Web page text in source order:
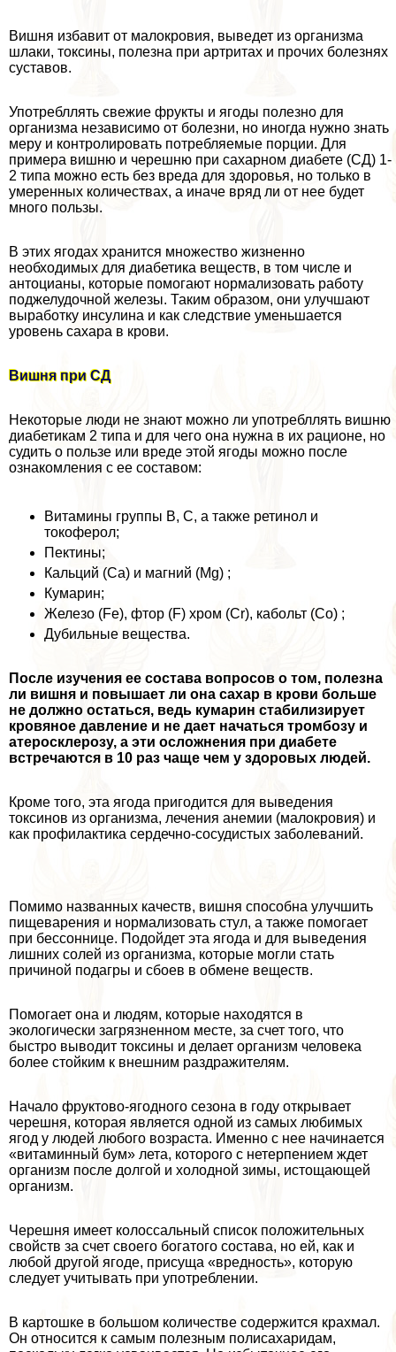
Вишня избавит от малокровия, выведет из организма
шлаки, токсины, полезна при артритах и прочих болезнях
суставов.
Употрeбллять свежие фрукты и ягоды полезно для
организма независимо от болезни, но иногда нужно знать
меру и контролировать потрeбляемые порции. Для
примера вишню и черешню при сахарном диабете (СД) 1-
2 типа можно есть без вреда для здоровья, но только в
умеренных количествах, а иначе вряд ли от нее будет
много пользы.
В этих ягодах хранится множество жизненно
необходимых для диабетика веществ, в том числе и
антоцианы, которые помогают нормализовать работу
поджелудочной железы. Таким образом, они улучшают
выработку инсулина и как следствие уменьшается
уровень сахара в крови.
Вишня при СД
Некоторые люди не знают можно ли употрeбллять вишню
диабетикам 2 типа и для чего она нужна в их рационе, но
судить о пользе или вреде этой ягоды можно после
ознакомления с ее составом:
Витамины группы В, С, а также ретинол и
токоферол;
Пектины;
Кальций (Ca) и магний (Mg) ;
Кумарин;
Железо (Fe), фтор (F) хром (Cr), кабольт (Co) ;
Дубильные вещества.
После изучения ее состава вопросов о том, полезна
ли вишня и повышает ли она сахар в крови больше
не должно остаться, ведь кумарин стабилизирует
кровяное давление и не дает начаться тромбозу и
атеросклерозу, а эти осложнения при диабете
встречаются в 10 раз чаще чем у здоровых людей.
Кроме того, эта ягода пригодится для выведения
токсинов из организма, лечения анемии (малокровия) и
как профилактика сердечно-сосудистых заболеваний.
Помимо названных качеств, вишня способна улучшить
пищеварения и нормализовать стул, а также помогает
при бессоннице. Подойдет эта ягода и для выведения
лишних солей из организма, которые могли стать
причиной подагры и сбоев в обмене веществ.
Помогает она и людям, которые находятся в
экологически загрязненном месте, за счет того, что
быстро выводит токсины и делает организм человека
более стойким к внешним раздражителям.
Начало фруктово-ягодного сезона в году открывает
черешня, которая является одной из самых любимых
ягод у людей любого возраста. Именно с нее начинается
«витаминный бум» лета, которого с нетерпением ждет
организм после долгой и холодной зимы, истощающей
организм.
Черешня имеет колоссальный список положительных
свойств за счет своего богатого состава, но ей, как и
любой другой ягоде, присуща «вредность», которую
следует учитывать при употрeблении.
В картошке в большом количестве содержится крахмал.
Он относится к самым полезным полисахаридам,